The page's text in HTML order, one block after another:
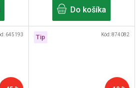
Do košíka
645193 Tip Kód:874082